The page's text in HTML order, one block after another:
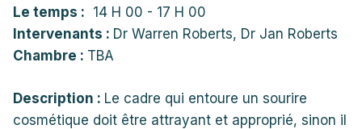
Le temps : 14 H 00 - 17 H 00
Intervenants : Dr Warren Roberts, Dr Jan Roberts
Chambre : TBA
Description : Le cadre qui entoure un sourire
cosmétique doit être attrayant et approprié, sinon il